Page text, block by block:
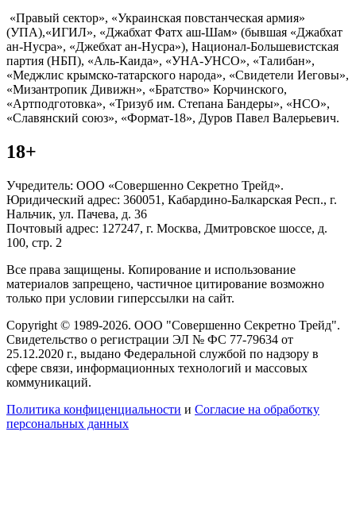
«Правый сектор», «Украинская повстанческая армия»
(УПА),«ИГИЛ», «Джабхат Фатх аш-Шам» (бывшая «Джабхат
ан-Нусра», «Джебхат ан-Нусра»), Национал-Большевистская
партия (НБП), «Аль-Каида», «УНА-УНСО», «Талибан»,
«Меджлис крымско-татарского народа», «Свидетели Иеговы»,
«Мизантропик Дивижн», «Братство» Корчинского,
«Артподготовка», «Тризуб им. Степана Бандеры», «НСО»,
«Славянский союз», «Формат-18», Дуров Павел Валерьевич.
18+
Учредитель: ООО «Совершенно Секретно Трейд».
Юридический адрес: 360051, Кабардино-Балкарская Респ., г.
Нальчик, ул. Пачева, д. 36
Почтовый адрес: 127247, г. Москва, Дмитровское шоссе, д.
100, стр. 2
Все права защищены. Копирование и использование
материалов запрещено, частичное цитирование возможно
только при условии гиперссылки на сайт.
Copyright © 1989-2026. ООО "Совершенно Секретно Трейд".
Свидетельство о регистрации ЭЛ № ФС 77-79634 от
25.12.2020 г., выдано Федеральной службой по надзору в
сфере связи, информационных технологий и массовых
коммуникаций.
Политика конфиценциальности и Согласие на обработку
персональных данных